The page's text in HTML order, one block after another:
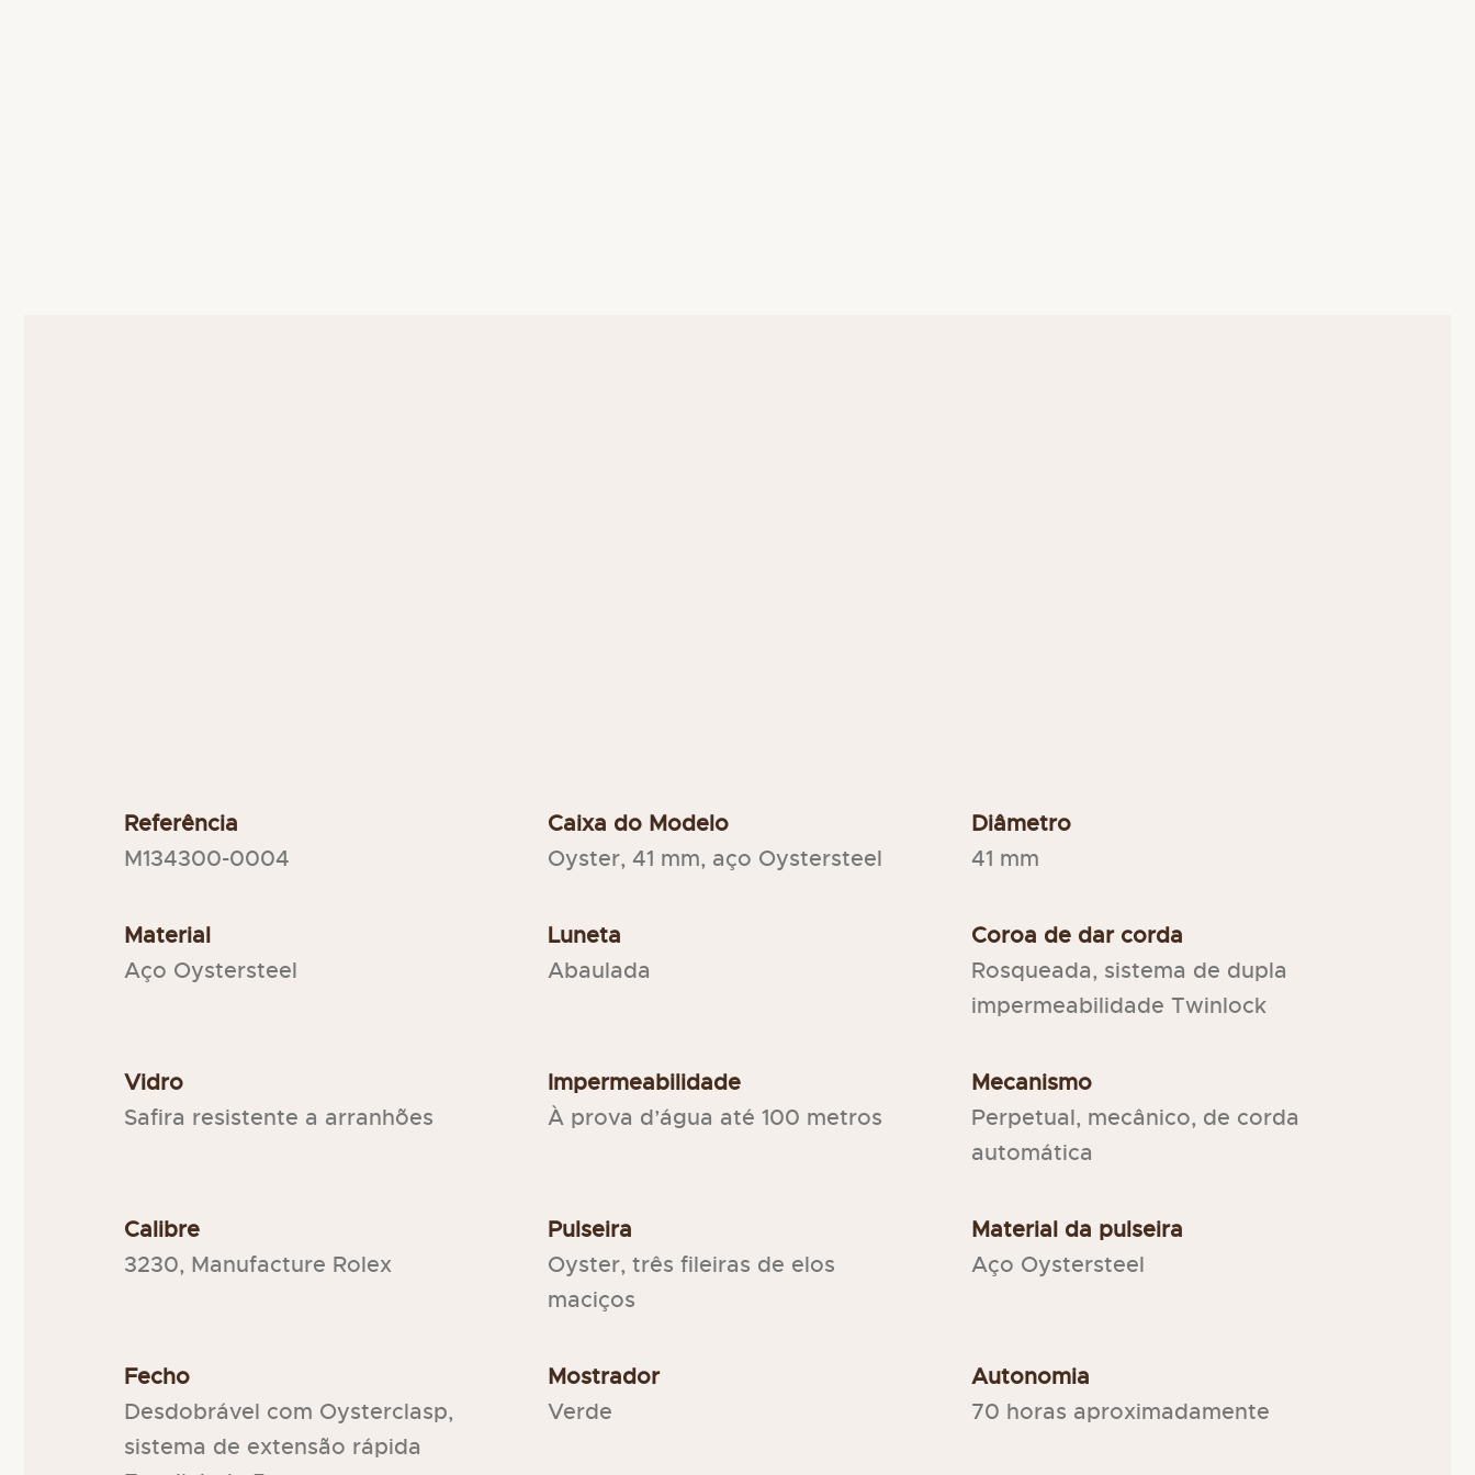
Referência
M134300-0004
Caixa do Modelo
Oyster, 41 mm, aço Oystersteel
Diâmetro
41 mm
Material
Aço Oystersteel
Luneta
Abaulada
Coroa de dar corda
Rosqueada, sistema de dupla
impermeabilidade Twinlock
Vidro
Safira resistente a arranhões
Impermeabilidade
À prova d’água até 100 metros
Mecanismo
Perpetual, mecânico, de corda
automática
Calibre
3230, Manufacture Rolex
Pulseira
Oyster, três fileiras de elos
maciços
Material da pulseira
Aço Oystersteel
Fecho
Desdobrável com Oysterclasp,
sistema de extensão rápida
Mostrador
Verde
Autonomia
70 horas aproximadamente